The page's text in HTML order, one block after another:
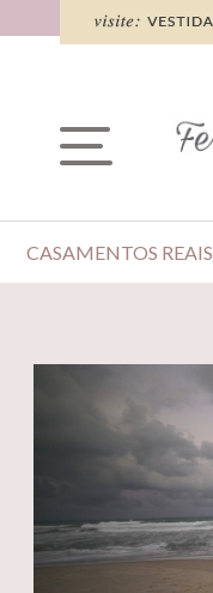
CASAMENTOS REAIS